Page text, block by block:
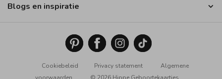
Blogs en inspiratie
Cookiebeleid Privacy statement
Algemene